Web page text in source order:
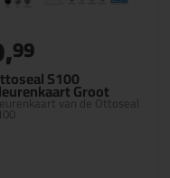
S100Groot
van de Ottoseal
99